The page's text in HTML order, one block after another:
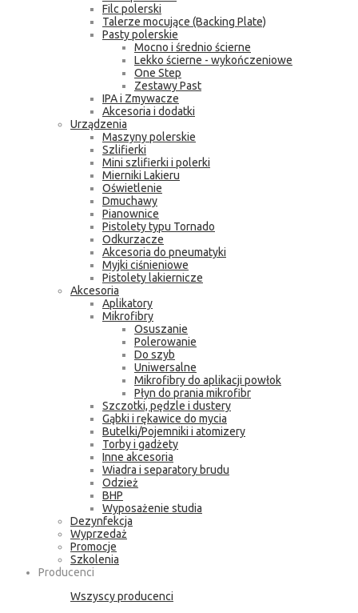
Filc polerski
Talerze mocujące (Backing Plate)
Pasty polerskie
Mocno i średnio ścierne
Lekko ścierne - wykończeniowe
One Step
Zestawy Past
IPA i Zmywacze
Akcesoria i dodatki
Urządzenia
Maszyny polerskie
Szlifierki
Mini szlifierki i polerki
Mierniki Lakieru
Oświetlenie
Dmuchawy
Pianownice
Pistolety typu Tornado
Odkurzacze
Akcesoria do pneumatyki
Myjki ciśnieniowe
Pistolety lakiernicze
Akcesoria
Aplikatory
Mikrofibry
Osuszanie
Polerowanie
Do szyb
Uniwersalne
Mikrofibry do aplikacji powłok
Płyn do prania mikrofibr
Szczotki, pędzle i dustery
Gąbki i rękawice do mycia
Butelki/Pojemniki i atomizery
Torby i gadżety
Inne akcesoria
Wiadra i separatory brudu
Odzież
BHP
Wyposażenie studia
Dezynfekcja
Wyprzedaż
Promocje
Szkolenia
Producenci
Wszyscy producenci